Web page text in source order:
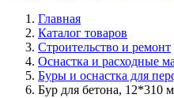
Главная
Каталог товаров
Строительство и ремонт
Оснастка и расходные
Буры и оснастка для
Бур для бетона, 12*310